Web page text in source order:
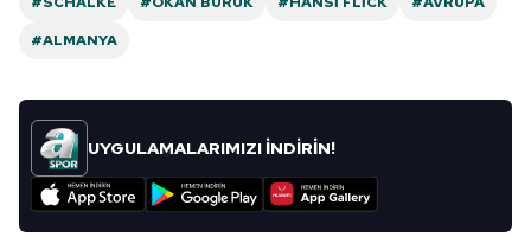
#ALMANYA
UYGULAMALARIMIZI İNDİRİN!